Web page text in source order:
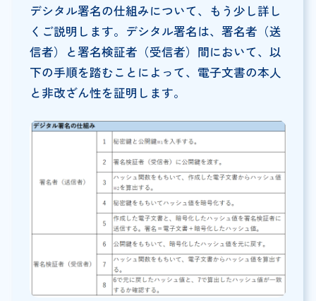
デシタル署名の仕組みについて、もう少し詳し
くご説明します。デシタル署名は、署名者（送
信者）と署名検証者（受信者）間において、以
下の手順を踏むことによって、電子文書の本人
と非改ざん性を証明します。